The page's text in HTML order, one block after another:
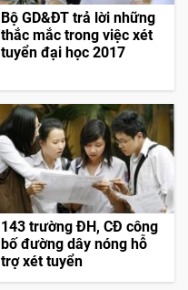
Bộ GD&ĐT trả lời những
thắc mắc trong việc xét
tuyển đại học 2017
143 trường ĐH, CĐ công
bố đường dây nóng hỗ
trợ xét tuyển